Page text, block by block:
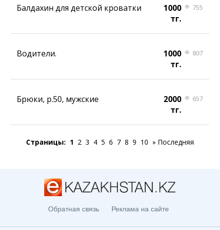
Балдахин для детской кроватки
1000
тг.
755
Водители.
1000
тг.
807
Брюки, р.50, мужские
2000
тг.
657
Страницы: 1 2 3 4 5 6 7 8 9 10 » Последняя
Обратная связь Реклама на сайте